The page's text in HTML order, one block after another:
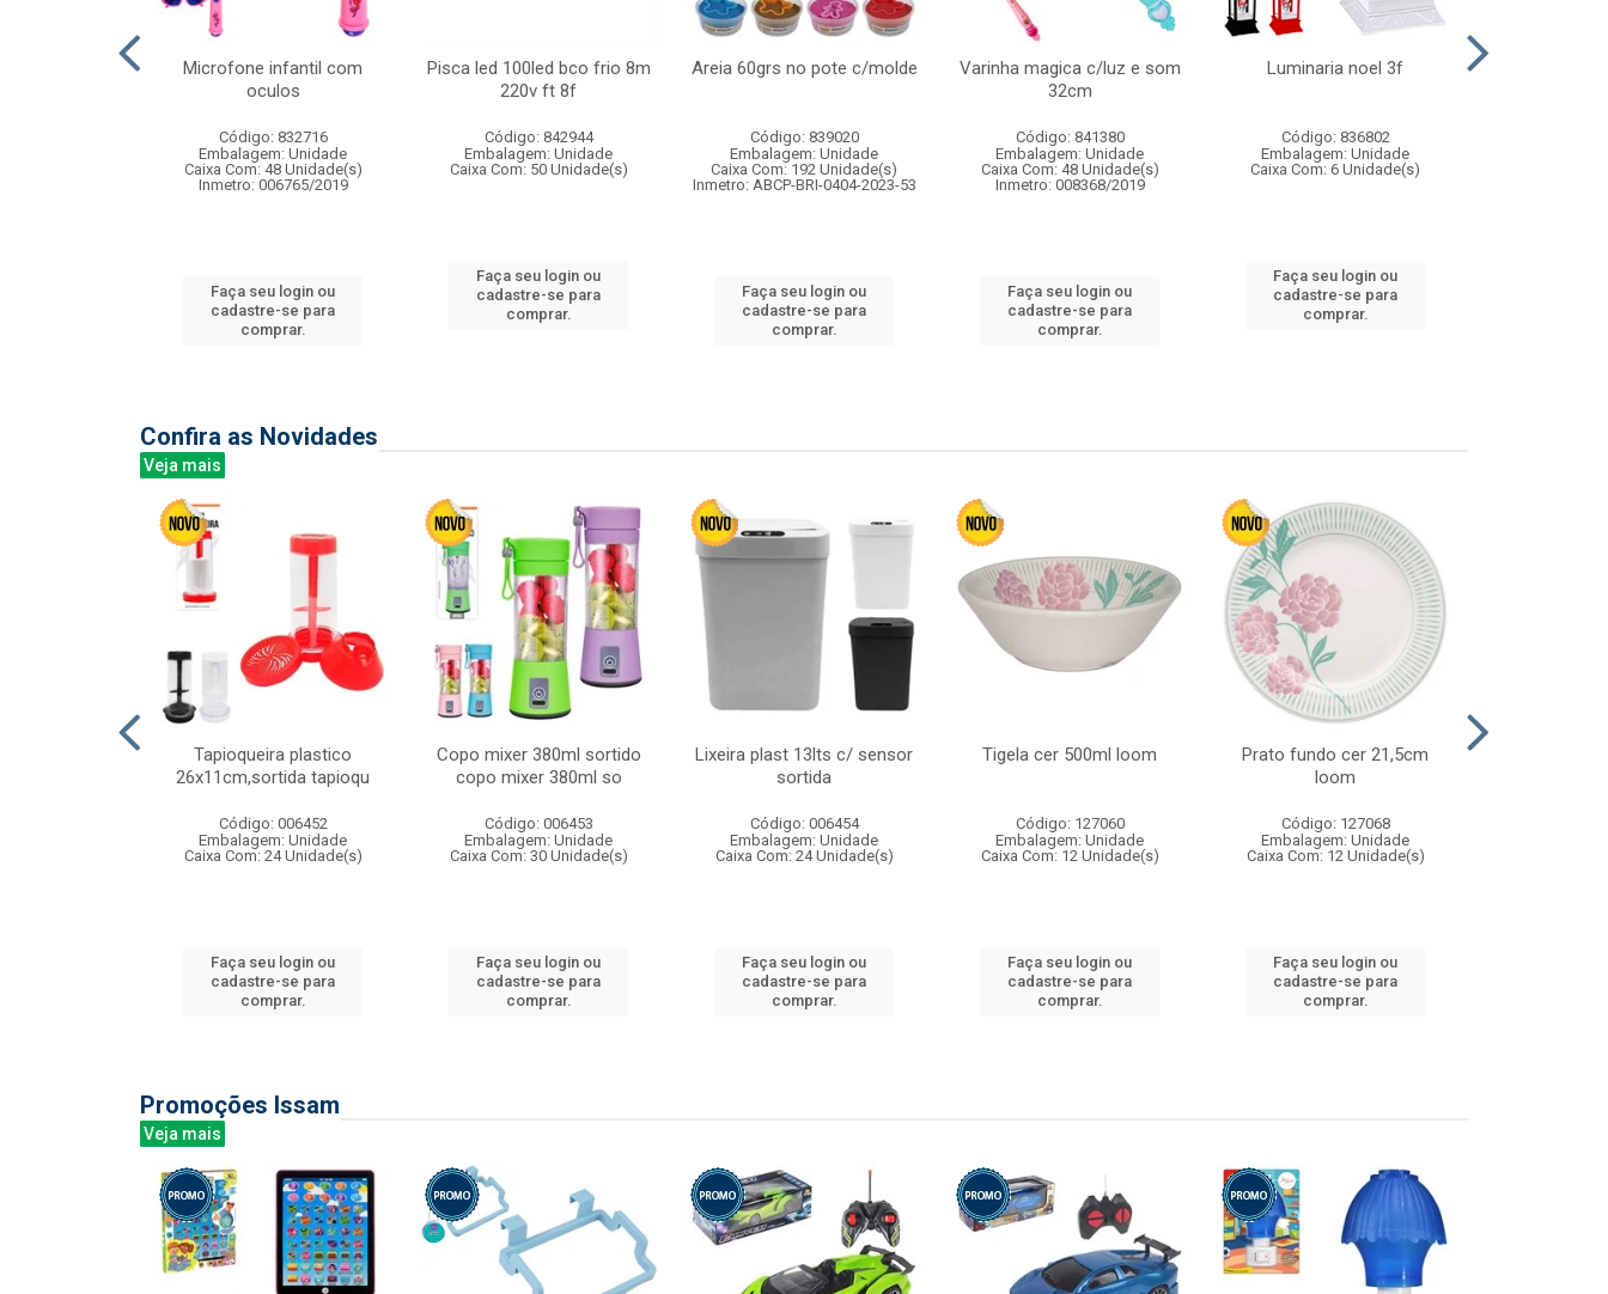
Microfone infantil com
oculos
Código: 832716
Embalagem: Unidade
Caixa Com: 48 Unidade(s)
Inmetro: 006765/2019
Faça seu login ou
cadastre-se para
comprar.
Pisca led 100led bco frio 8m
220v ft 8f
Código: 842944
Embalagem: Unidade
Caixa Com: 50 Unidade(s)
Faça seu login ou
cadastre-se para
comprar.
Areia 60grs no pote c/molde
Código: 839020
Embalagem: Unidade
Caixa Com: 192 Unidade(s)
Inmetro: ABCP-BRI-0404-2023-53
Faça seu login ou
cadastre-se para
comprar.
Varinha magica c/luz e som
32cm
Código: 841380
Embalagem: Unidade
Caixa Com: 48 Unidade(s)
Inmetro: 008368/2019
Faça seu login ou
cadastre-se para
comprar.
Luminaria noel 3f
Código: 836802
Embalagem: Unidade
Caixa Com: 6 Unidade(s)
Faça seu login ou
cadastre-se para
comprar.
Confira as Novidades
Veja mais
Tapioqueira plastico
26x11cm,sortida tapioqu
Código: 006452
Embalagem: Unidade
Caixa Com: 24 Unidade(s)
Faça seu login ou
cadastre-se para
comprar.
Copo mixer 380ml sortido
copo mixer 380ml so
Código: 006453
Embalagem: Unidade
Caixa Com: 30 Unidade(s)
Faça seu login ou
cadastre-se para
comprar.
Lixeira plast 13lts c/ sensor
sortida
Código: 006454
Embalagem: Unidade
Caixa Com: 24 Unidade(s)
Faça seu login ou
cadastre-se para
comprar.
Tigela cer 500ml loom
Código: 127060
Embalagem: Unidade
Caixa Com: 12 Unidade(s)
Faça seu login ou
cadastre-se para
comprar.
Prato fundo cer 21,5cm
loom
Código: 127068
Embalagem: Unidade
Caixa Com: 12 Unidade(s)
Faça seu login ou
cadastre-se para
comprar.
Promoções Issam
Veja mais